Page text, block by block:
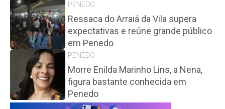
PENEDO
Ressaca do Arraiá da Vila supera
expectativas e reúne grande público
em Penedo
PENEDO
Morre Enilda Marinho Lins, a Nena,
figura bastante conhecida em
Penedo